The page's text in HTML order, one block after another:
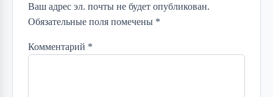
Ваш адрес эл. почты не будет опубликован.
Обязательные поля помечены *
Комментарий *